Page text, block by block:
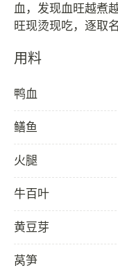
血，发现血旺越煮
用料
鸭血
鳝鱼
火腿
牛百叶
黄豆芽
莴笋